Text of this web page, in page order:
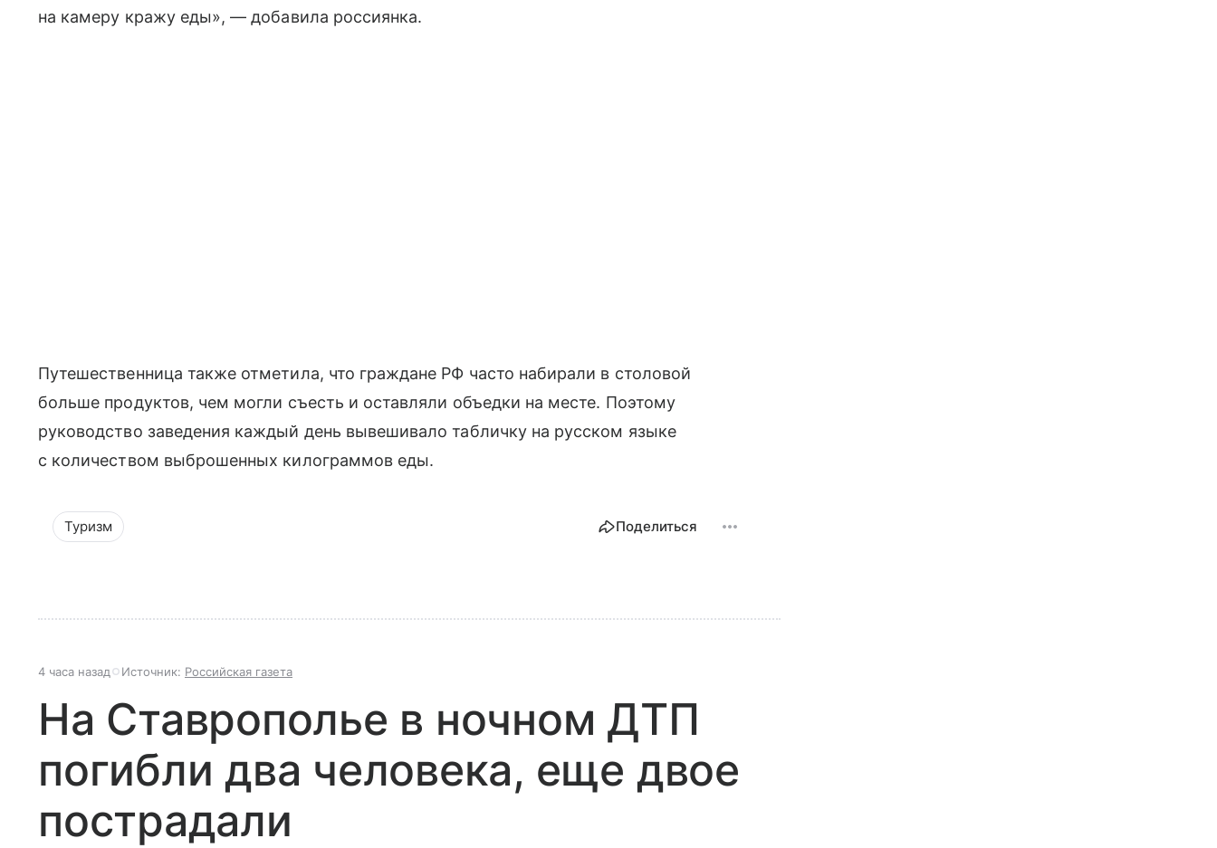
на камеру кражу еды», — добавила россиянка.
Путешественница также отметила, что граждане РФ часто набирали в столовой
больше продуктов, чем могли съесть и оставляли объедки на месте. Поэтому
руководство заведения каждый день вывешивало табличку на русском языке
с количеством выброшенных килограммов еды.
Туризм Поделиться
4 часа назад Источник: Российская газета
На Ставрополье в ночном ДТП
погибли два человека, еще двое
пострадали